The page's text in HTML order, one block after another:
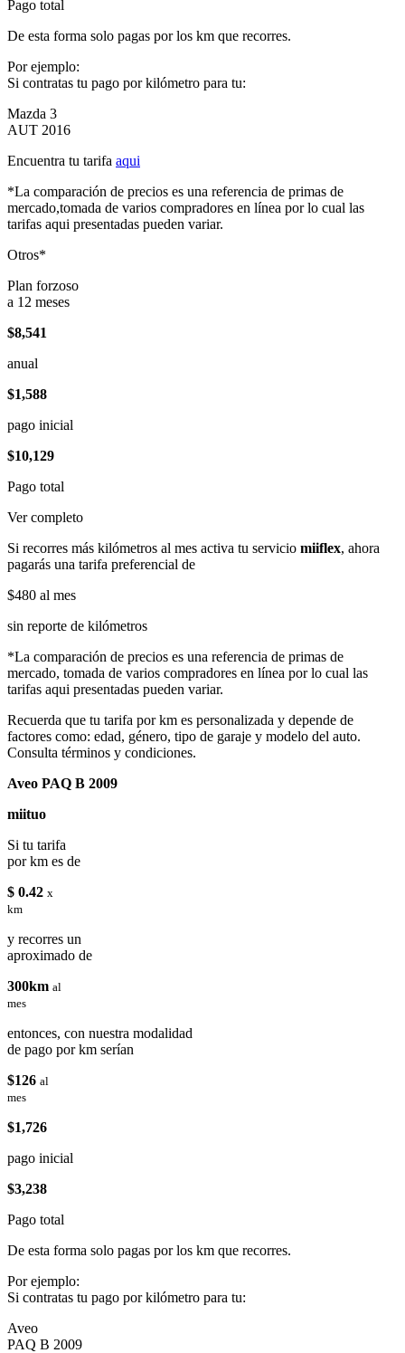
Pago total
De esta forma solo pagas por los km que recorres.
Por ejemplo:
Si contratas tu pago por kilómetro para tu:
Mazda 3
AUT 2016
Encuentra tu tarifa aqui
*La comparación de precios es una referencia de primas de
mercado,tomada de varios compradores en línea por lo cual las
tarifas aqui presentadas pueden variar.
Otros*
Plan forzoso
a 12 meses
$8,541
anual
$1,588
pago inicial
$10,129
Pago total
Ver completo
Si recorres más kilómetros al mes activa tu servicio miiflex, ahora
pagarás una tarifa preferencial de
$480 al mes
sin reporte de kilómetros
*La comparación de precios es una referencia de primas de
mercado, tomada de varios compradores en línea por lo cual las
tarifas aqui presentadas pueden variar.
Recuerda que tu tarifa por km es personalizada y depende de
factores como: edad, género, tipo de garaje y modelo del auto.
Consulta términos y condiciones.
Aveo PAQ B 2009
miituo
Si tu tarifa
por km es de
$ 0.42 x
km
y recorres un
aproximado de
300km al
mes
entonces, con nuestra modalidad
de pago por km serían
$126 al
mes
$1,726
pago inicial
$3,238
Pago total
De esta forma solo pagas por los km que recorres.
Por ejemplo:
Si contratas tu pago por kilómetro para tu:
Aveo
PAQ B 2009